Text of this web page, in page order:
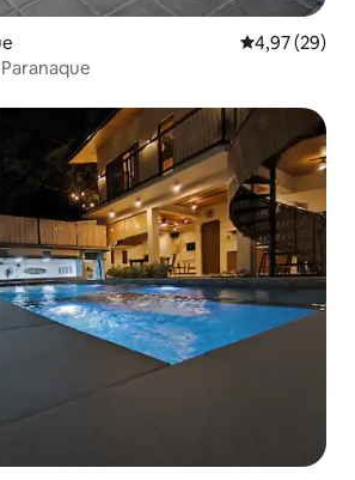
4,97 av 5 i
4,97 (29)